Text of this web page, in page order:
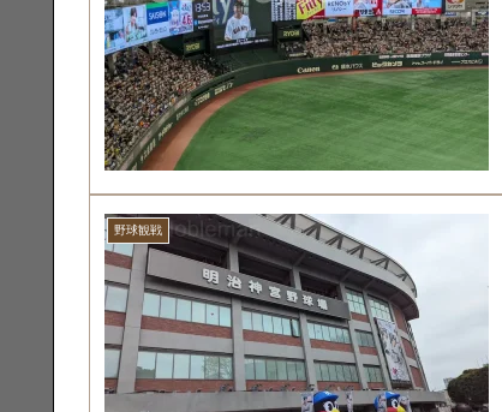
野球観戦